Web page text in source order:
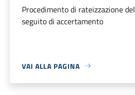
Procedimento di rateizzazione
seguito di accertamento
VAI ALLA PAGINA